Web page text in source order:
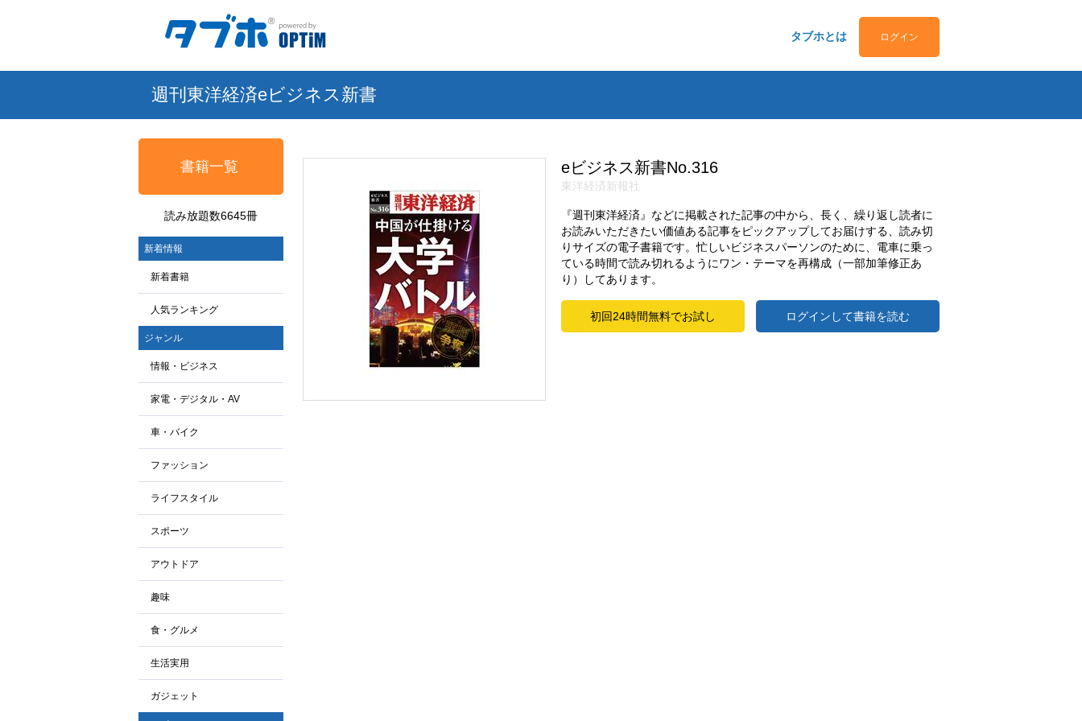
タブホとは ログイン
週刊東洋経済eビジネス新書
書籍一覧
読み放題数6645冊
新着情報
新着書籍
人気ランキング
ジャンル
情報・ビジネス
家電・デジタル・AV
車・バイク
ファッション
ライフスタイル
スポーツ
アウトドア
趣味
食・グルメ
生活実用
ガジェット
eビジネス新書No.316
東洋経済新報社
『週刊東洋経済』などに掲載された記事の中から、長く、繰り返し読者に
お読みいただきたい価値ある記事をピックアップしてお届けする、読み切
りサイズの電子書籍です。忙しいビジネスパーソンのために、電車に乗っ
ている時間で読み切れるようにワン・テーマを再構成（一部加筆修正あ
り）してあります。
初回24時間無料でお試し ログインして書籍を読む